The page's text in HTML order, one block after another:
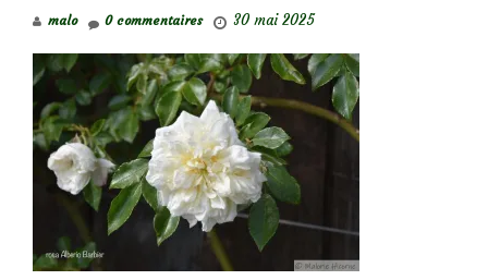
malo 30 mai 2025
0 commentaires